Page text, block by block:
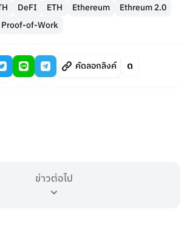
DeFI ETH Ethereum
Ethreum 2.0
Proof-of-Work
คัดลอกลิงค์
ข่าวต่อไป